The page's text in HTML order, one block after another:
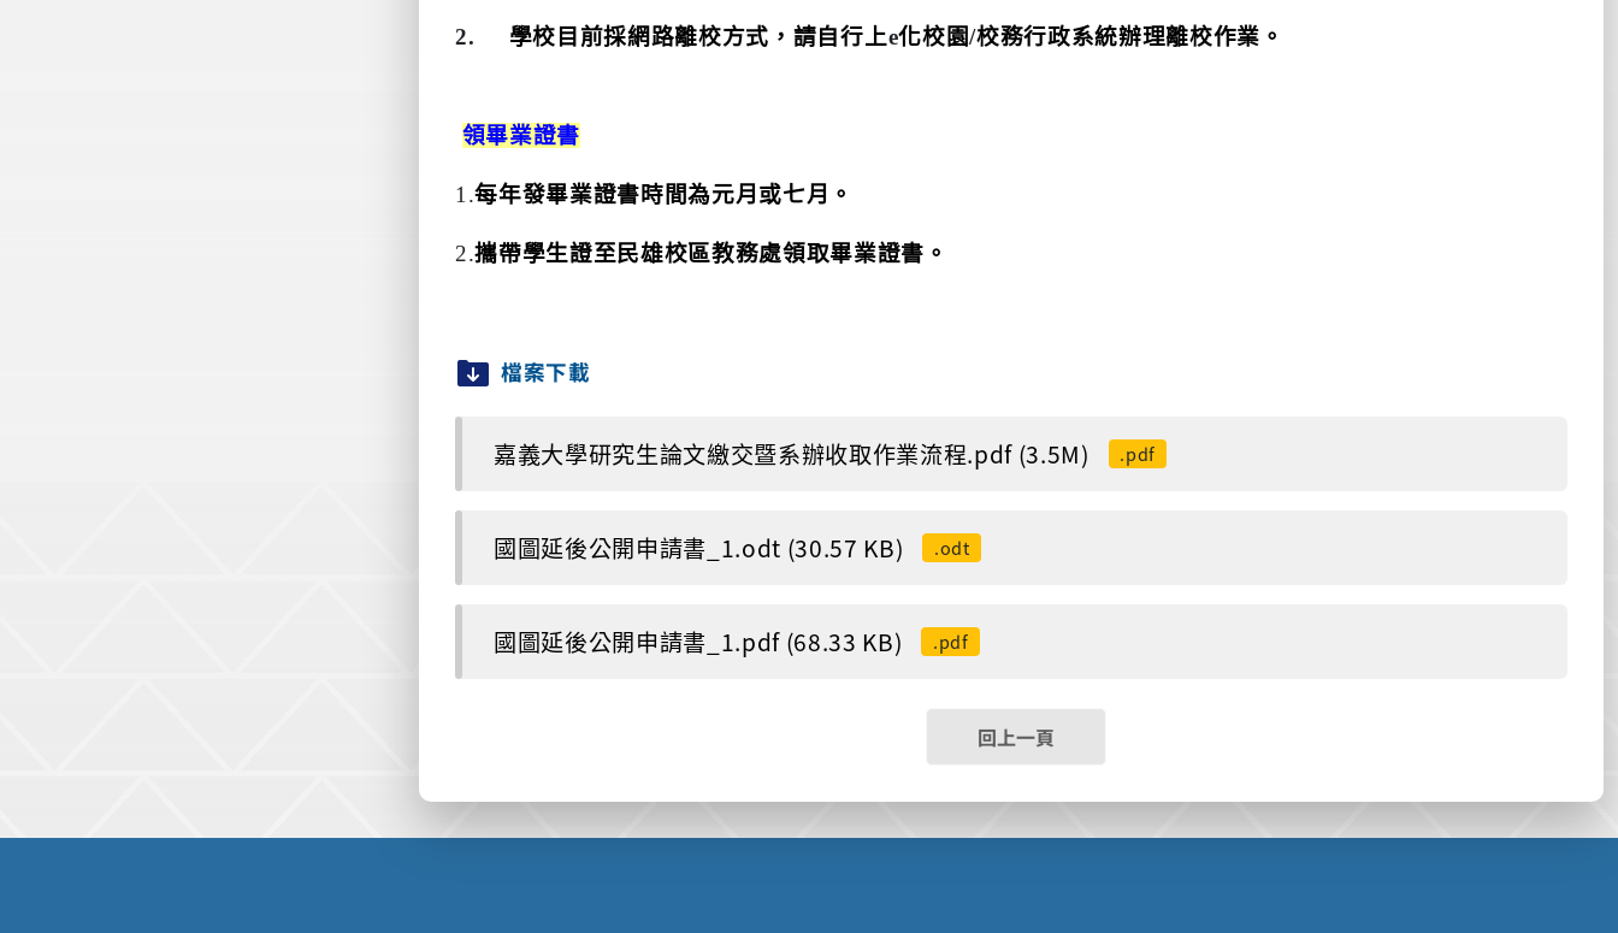
2. 學校目前採網路離校方式，請自行上e化校園/校務行政系統辦理離校作業。
領畢業證書
1 .每年發畢業證書時間為元月或七月。
2.攜帶學生證至民雄校區教務處領取畢業證書。
檔案下載
嘉義大學研究生論文繳交暨系辦收取作業流程.pdf (3.5M) .pdf
國圖延後公開申請書_1.odt (30.57 KB) .odt
國圖延後公開申請書_1.pdf (68.33 KB) .pdf
回上一頁